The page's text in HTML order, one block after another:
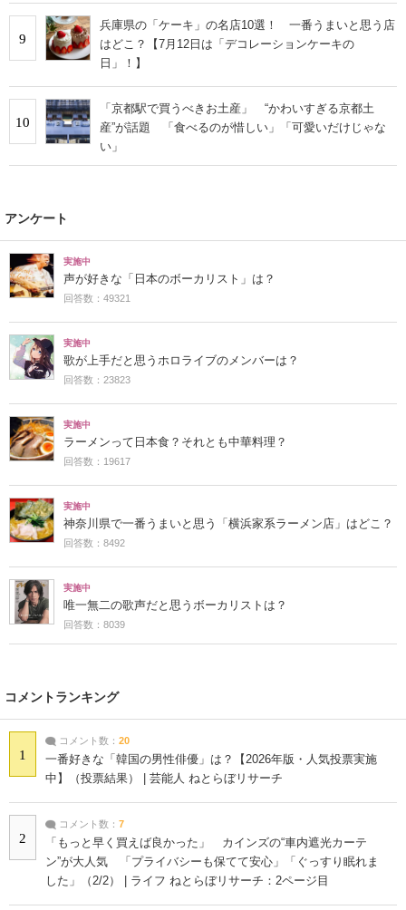
9
兵庫県の「ケーキ」の名店10選！ 一番うまいと思う店
はどこ？【7月12日は「デコレーションケーキの
日」！】
10
「京都駅で買うべきお土産」 “かわいすぎる京都土
産”が話題 「食べるのが惜しい」「可愛いだけじゃな
い」
アンケート
実施中
声が好きな「日本のボーカリスト」は？
回答数：49321
実施中
歌が上手だと思うホロライブのメンバーは？
回答数：23823
実施中
ラーメンって日本食？それとも中華料理？
回答数：19617
実施中
神奈川県で一番うまいと思う「横浜家系ラーメン店」はどこ？
回答数：8492
実施中
唯一無二の歌声だと思うボーカリストは？
回答数：8039
コメントランキング
1
コメント数： 20
一番好きな「韓国の男性俳優」は？【2026年版・人気投票実施
中】（投票結果） | 芸能人 ねとらぼリサーチ
2
コメント数： 7
「もっと早く買えば良かった」 カインズの“車内遮光カーテ
ン”が大人気 「プライバシーも保てて安心」「ぐっすり眠れま
した」（2/2） | ライフ ねとらぼリサーチ：2ページ目